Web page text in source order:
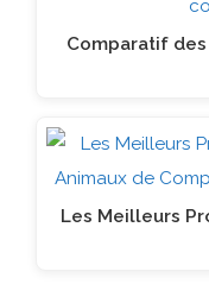
Comparatif
Les Meilleurs